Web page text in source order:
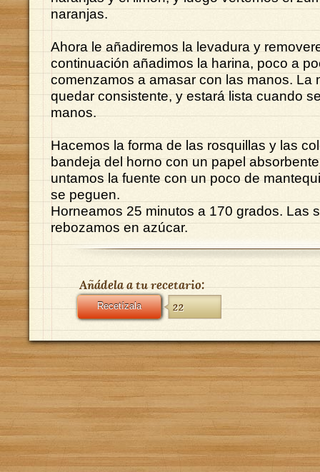
naranjas.
Ahora le añadiremos la levadura y
continuación añadimos la harina, poco a
comenzamos a amasar con las manos. La
quedar consistente, y estará lista cuando
manos.
Hacemos la forma de las rosquillas y las
bandeja del horno con un papel
untamos la fuente con un poco de
se peguen.
Horneamos 25 minutos a 170 grados. Las
rebozamos en azúcar.
Añádela a tu recetario:
Recetízala 22